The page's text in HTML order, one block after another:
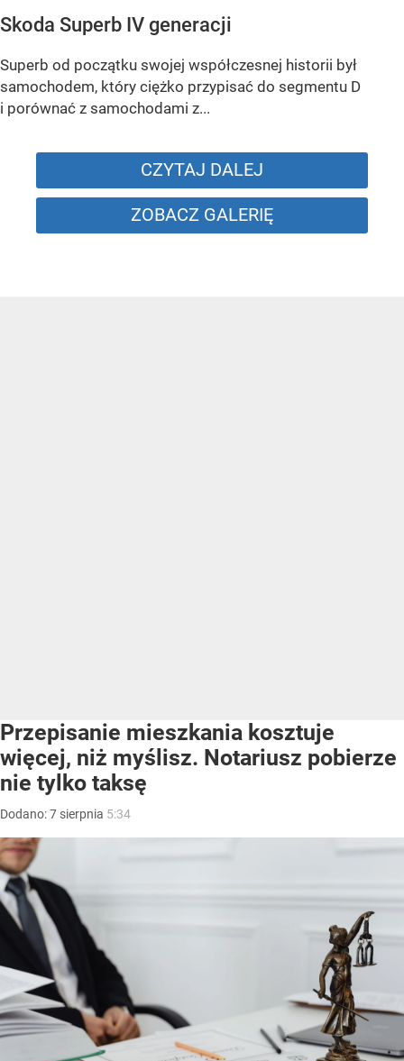
Skoda Superb IV generacji
Superb od początku swojej współczesnej historii był
samochodem, który ciężko przypisać do segmentu D
i porównać z samochodami z...
CZYTAJ DALEJ
ZOBACZ GALERIĘ
Przepisanie mieszkania kosztuje
więcej, niż myślisz. Notariusz pobierze
nie tylko taksę
Dodano:7 sierpnia 5:34